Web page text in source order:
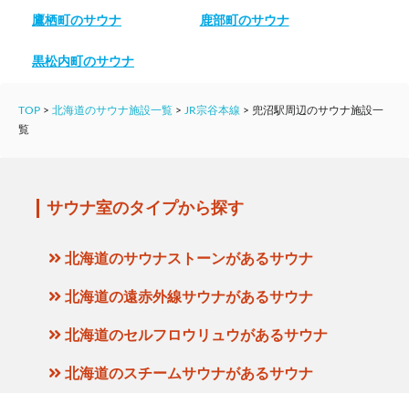
鷹栖町のサウナ 鹿部町のサウナ
黒松内町のサウナ
TOP > 北海道のサウナ施設一覧 > JR宗谷本線 > 兜沼駅周辺のサウナ施設一
覧
サウナ室のタイプから探す
北海道のサウナストーンがあるサウナ
北海道の遠赤外線サウナがあるサウナ
北海道のセルフロウリュウがあるサウナ
北海道のスチームサウナがあるサウナ